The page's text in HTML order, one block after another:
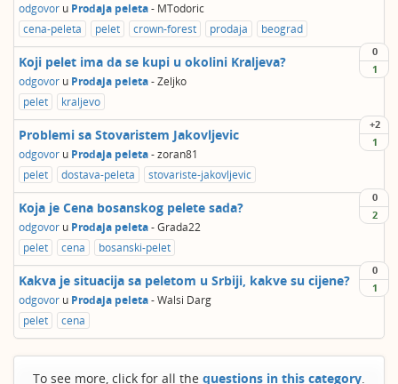
odgovor u Prodaja peleta- MTodoric
cena-peleta
pelet crown-forest prodaja beograd
0
1
Koji pelet ima da se kupi u okolini Kraljeva?
odgovor u Prodaja peleta-Zeljko
pelet
kraljevo
+2
1
Problemi sa Stovaristem Jakovljevic
odgovor u Prodaja peleta-zoran81
pelet
dostava-peleta stovariste-jakovljevic
0
2
Koja je Cena bosanskog pelete sada?
odgovor u Prodaja peleta-Grada22
pelet
cena bosanski-pelet
0
1
Kakva je situacija sa peletom u Srbiji, kakve su cijene?
odgovor u Prodaja peleta-Walsi Darg
pelet
cena
To see more, click for all the questions in this category.